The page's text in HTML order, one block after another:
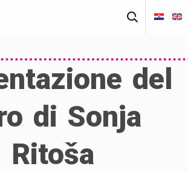
per:
del
di Sonja
Ritoša